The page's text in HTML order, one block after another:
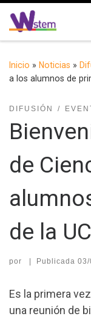
Saltar al contenido
Inicio » Noticias »
a los alumnos de
DIFUSIÓN
de
de la
por | Publicada
Es la primera
una reunión de